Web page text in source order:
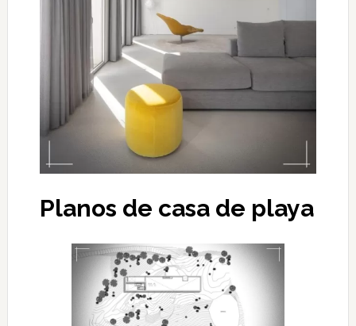
Planos de casa de playa